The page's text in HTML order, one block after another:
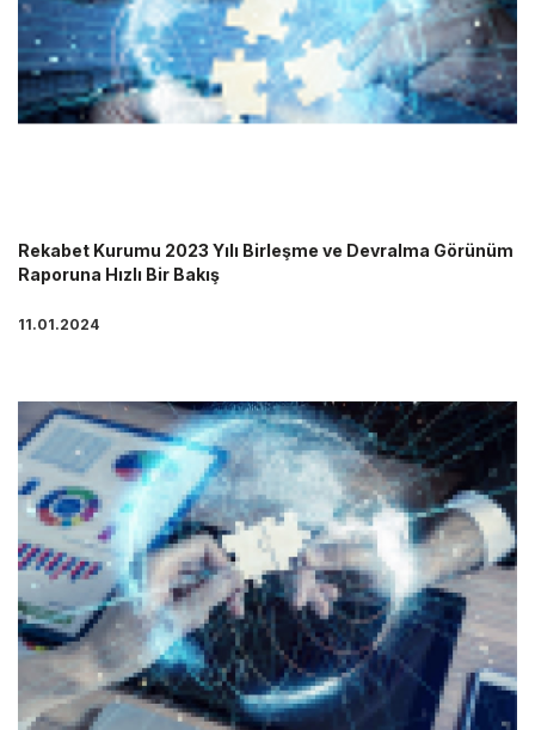
Rekabet Kurumu 2023 Yılı Birleşme ve Devralma Görünüm
Raporuna Hızlı Bir Bakış
11.01.2024